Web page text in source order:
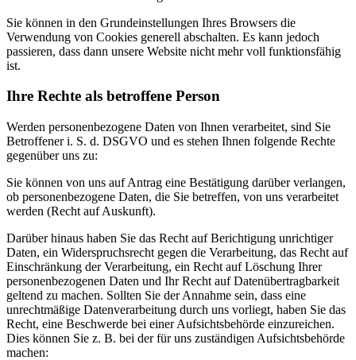
Sie können in den Grundeinstellungen Ihres Browsers die
Verwendung von Cookies generell abschalten. Es kann jedoch
passieren, dass dann unsere Website nicht mehr voll funktionsfähig
ist.
Ihre Rechte als betroffene Person
Werden personenbezogene Daten von Ihnen verarbeitet, sind Sie
Betroffener i. S. d. DSGVO und es stehen Ihnen folgende Rechte
gegenüber uns zu:
Sie können von uns auf Antrag eine Bestätigung darüber verlangen,
ob personenbezogene Daten, die Sie betreffen, von uns verarbeitet
werden (Recht auf Auskunft).
Darüber hinaus haben Sie das Recht auf Berichtigung unrichtiger
Daten, ein Widerspruchsrecht gegen die Verarbeitung, das Recht auf
Einschränkung der Verarbeitung, ein Recht auf Löschung Ihrer
personenbezogenen Daten und Ihr Recht auf Datenübertragbarkeit
geltend zu machen. Sollten Sie der Annahme sein, dass eine
unrechtmäßige Datenverarbeitung durch uns vorliegt, haben Sie das
Recht, eine Beschwerde bei einer Aufsichtsbehörde einzureichen.
Dies können Sie z. B. bei der für uns zuständigen Aufsichtsbehörde
machen: